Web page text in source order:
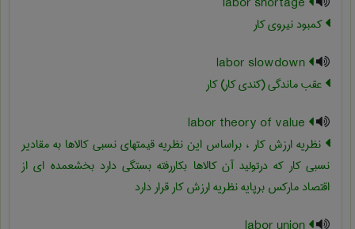
کمبود نیروی کار
عقب ماندگی (کندی کار) کار
نظریه ارزش کار ، براساس این نظریه قیمتهای نسبی کالاها به مقادیر
نسبی کار که درتولید آن کالاها بکاررفته بستگی دارد بخشعمده ای از
اقتصاد مارکس برپایه نظریه ارزش کار قرار دارد